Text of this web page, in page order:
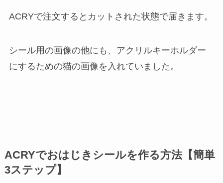
ACRYで注文するとカットされた状態で届きます。
シール用の画像の他にも、アクリルキーホルダー
にするための猫の画像を入れていました。
ACRYでおはじきシールを作る方法【簡単
3ステップ】